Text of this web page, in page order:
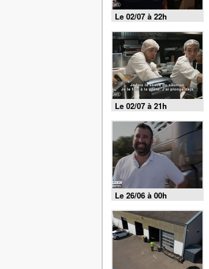
Le 02/07 à 22h
Le 02/07 à 21h
Le 26/06 à 00h